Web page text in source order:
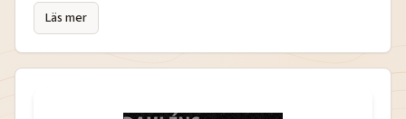
Läs mer